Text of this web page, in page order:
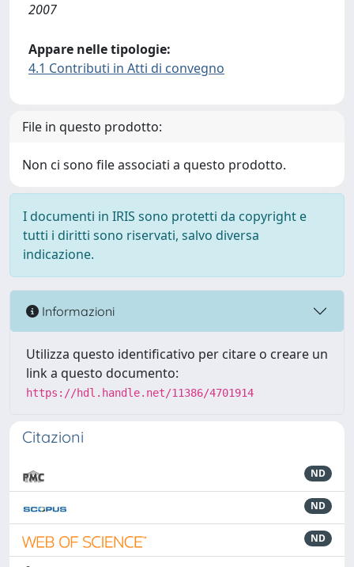
2007
Appare nelle tipologie:
4.1 Contributi in Atti di convegno
File in questo prodotto:
Non ci sono file associati a questo prodotto.
I documenti in IRIS sono protetti da copyright e
tutti i diritti sono riservati, salvo diversa
indicazione.
Informazioni
Utilizza questo identificativo per citare o creare un
link a questo documento:
https://hdl.handle.net/11386/4701914
Citazioni
ND
ND
ND